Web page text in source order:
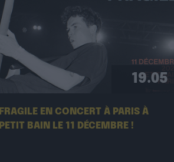
19.05
EN CONCERT À PARIS À
BAIN LE 11 DÉCEMBRE !